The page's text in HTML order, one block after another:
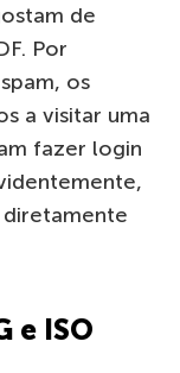
de
Por
os
a visitar uma
fazer login
diretamente
e ISO